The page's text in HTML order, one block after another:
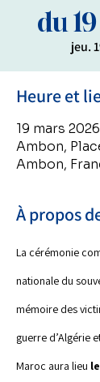
du
jeu.
Heure et
19 mars
Ambon,
Ambon,
À propos
La cérémonie
nationale du
mémoire des
guerre d’Algérie
Maroc aura lieu